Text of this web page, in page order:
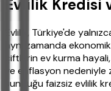
Evlilik Kredisi
Evlilik, Türkiye'de
aynı zamanda
çiftlerin ev kurma
ve enflasyon
sunduğu faizsiz evlilik